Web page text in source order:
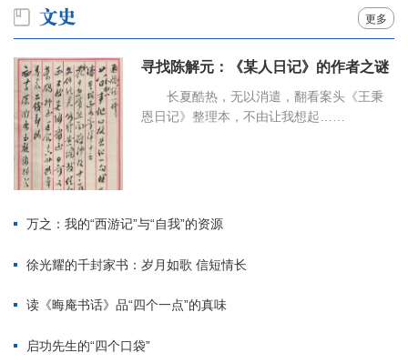
更多
寻找陈解元：《某人日记》的作者之谜
长夏酷热，无以消遣，翻看案头《王秉
恩日记》整理本，不由让我想起……
万之：我的“西游记”与“自我”的资源
徐光耀的千封家书：岁月如歌 信短情长
读《晦庵书话》品“四个一点”的真味
启功先生的“四个口袋”